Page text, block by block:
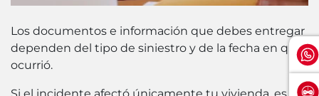
Los documentos e información que debes entregar
dependen del tipo de siniestro y de la fecha en que
ocurrió.